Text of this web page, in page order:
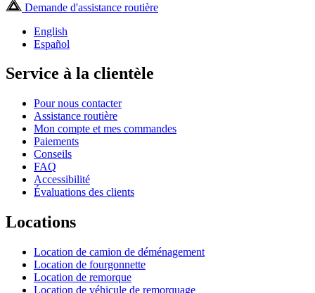
Demande d'assistance routière
English
Español
Service à la clientèle
Pour nous contacter
Assistance routière
Mon compte et mes commandes
Paiements
Conseils
FAQ
Accessibilité
Évaluations des clients
Locations
Location de camion de déménagement
Location de fourgonnette
Location de remorque
Location de véhicule de remorquage